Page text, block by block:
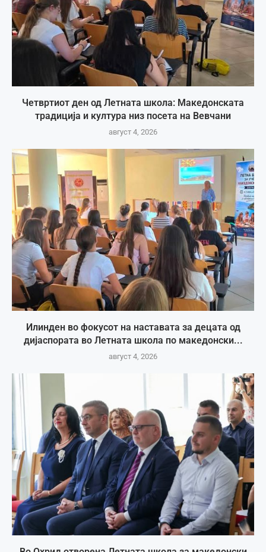
Четвртиот ден од Летната школа: Македонската
традиција и култура низ посета на Вевчани
август 4, 2026
Илинден во фокусот на наставата за децата од
дијаспората во Летната школа по македонски...
август 4, 2026